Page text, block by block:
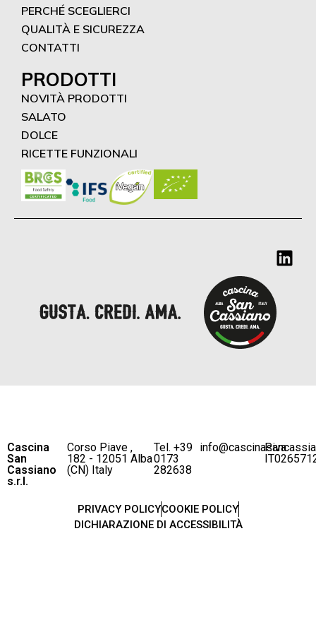
PERCHÉ SCEGLIERCI
QUALITÀ E SICUREZZA
CONTATTI
PRODOTTI
NOVITÀ PRODOTTI
SALATO
DOLCE
RICETTE FUNZIONALI
Cascina
San
Cassiano
s.r.l.
Corso Piave ,
182 - 12051 Alba
(CN) Italy
Tel. +39
0173
282638
P.iva
PRIVACY POLICYCOOKIE POLICY
DICHIARAZIONE DI ACCESSIBILITÀ